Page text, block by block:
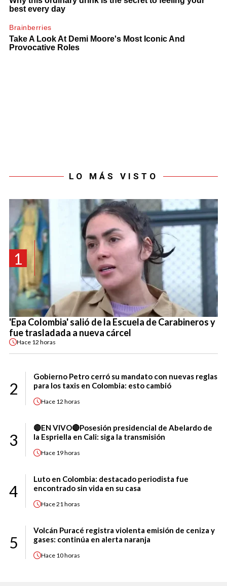
LO MÁS VISTO
1
'Epa Colombia' salió de la Escuela de Carabineros y
fue trasladada a nueva cárcel
Hace 12 horas
2
Gobierno Petro cerró su mandato con nuevas reglas
para los taxis en Colombia: esto cambió
Hace 12 horas
3
🔴EN VIVO🔴Posesión presidencial de Abelardo de
la Espriella en Cali: siga la transmisión
Hace 19 horas
4
Luto en Colombia: destacado periodista fue
encontrado sin vida en su casa
Hace21 horas
5
Volcán Puracé registra violenta emisión de ceniza y
gases: continúa en alerta naranja
Hace 10 horas